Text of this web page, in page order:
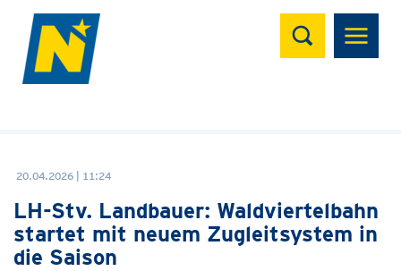
Suchen
20.04.2026 | 11:24
LH-Stv. Landbauer: Waldviertelbahn
startet mit neuem Zugleitsystem in
die Saison